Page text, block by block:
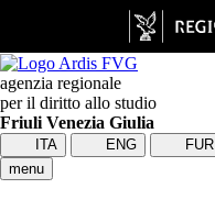
agenzia regionale
per il diritto allo studio
Friuli Venezia Giulia
ITA ENG FUR
menu